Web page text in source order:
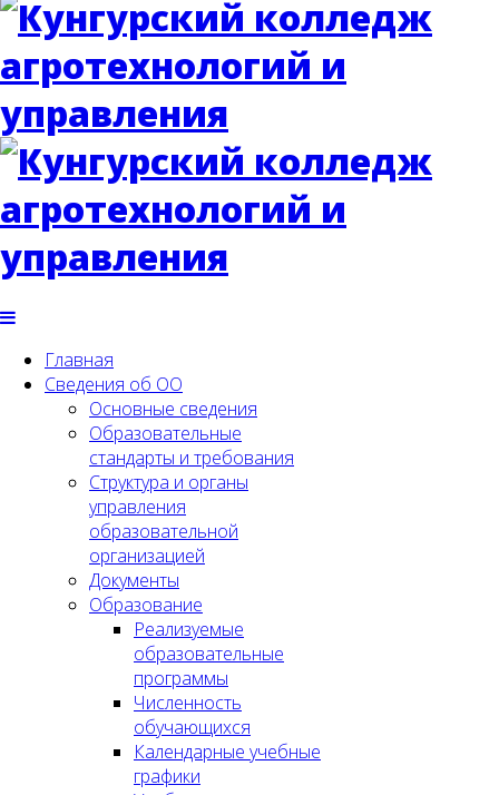
Главная
Сведения об ОО
Основные сведения
Образовательные
стандарты и требования
Структура и органы
управления
образовательной
организацией
Документы
Образование
Реализуемые
образовательные
программы
Численность
обучающихся
Календарные учебные
графики